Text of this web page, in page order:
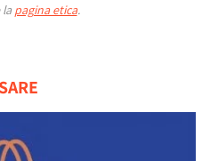
pagina etica.